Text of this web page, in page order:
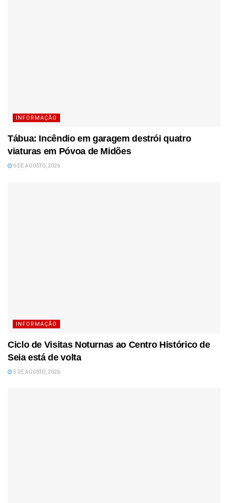
INFORMAÇÃO
Tábua: Incêndio em garagem destrói quatro
viaturas em Póvoa de Midões
6 DE AGOSTO, 2026
INFORMAÇÃO
Ciclo de Visitas Noturnas ao Centro Histórico de
Seia está de volta
5 DE AGOSTO, 2026